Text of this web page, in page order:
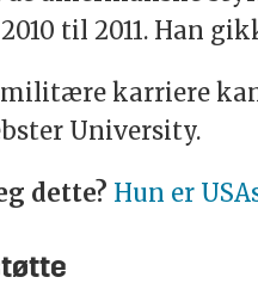
til 2011. Han
karriere
University.
dette? Hun er